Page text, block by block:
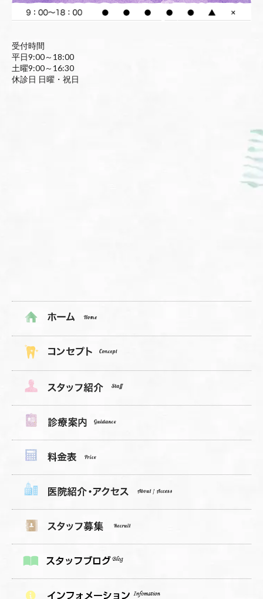
受付時間
平日9:00～18:00
土曜9:00～16:30
休診日 日曜・祝日